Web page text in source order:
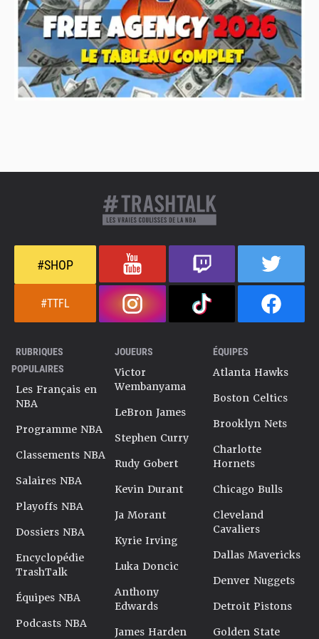
#SHOP
#TTFL
RUBRIQUES
POPULAIRES
Les Français en
NBA
Programme NBA
Classements NBA
Salaires NBA
Playoffs NBA
Dossiers NBA
Encyclopédie
TrashTalk
Équipes NBA
Podcasts NBA
JOUEURS
Victor
Wembanyama
LeBron James
Stephen Curry
Rudy Gobert
Kevin Durant
Ja Morant
Kyrie Irving
Luka Doncic
Anthony
Edwards
James Harden
ÉQUIPES
Atlanta Hawks
Boston Celtics
Brooklyn Nets
Charlotte
Hornets
Chicago Bulls
Cleveland
Cavaliers
Dallas Mavericks
Denver Nuggets
Detroit Pistons
Golden State